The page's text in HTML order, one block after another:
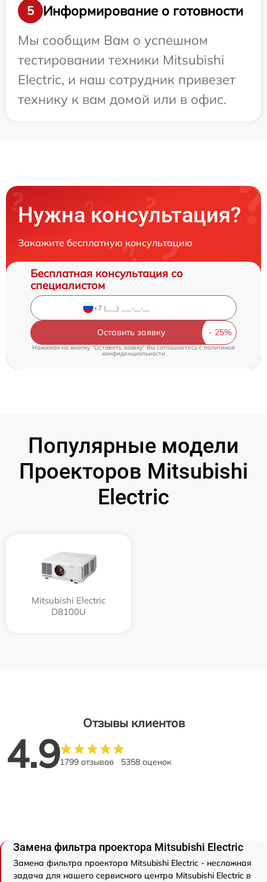
5
Информирование о готовности
Мы сообщим Вам о успешном
тестировании техники Mitsubishi
Electric, и наш сотрудник привезет
технику к вам домой или в офис.
Нужна консультация?
Закажите бесплатную консультацию
Бесплатная консультация со
специалистом
Оставить заявку
Нажимая на кнопку "Оставить заявку" Вы соглашаетесь c политикой
конфиденциальности
Популярные модели
Проекторов Mitsubishi
Electric
Mitsubishi Electric
D8100U
Отзывы клиентов
4.91799 отзывов 5358 оценок
Замена фильтра проектора Mitsubishi Electric
Замена фильтра проектора Mitsubishi Electric - несложная
задача для нашего сервисного центра Mitsubishi Electric в